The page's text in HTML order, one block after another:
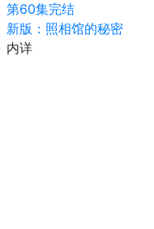
第60集完结
新版：照相馆的秘密
内详